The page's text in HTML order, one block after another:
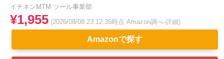
イチネンMTM ツール事業部
¥1,955 (2026/08/08 23:12:35時点 Amazon調べ-詳細)
Amazonで探す